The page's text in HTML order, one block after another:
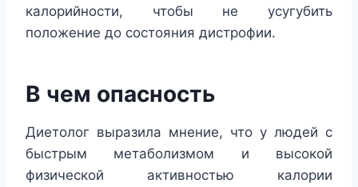
калорийности, чтобы не усугубить
положение до состояния дистрофии.
В чем опасность
Диетолог выразила мнение, что у людей с
быстрым метаболизмом и высокой
физической активностью калории